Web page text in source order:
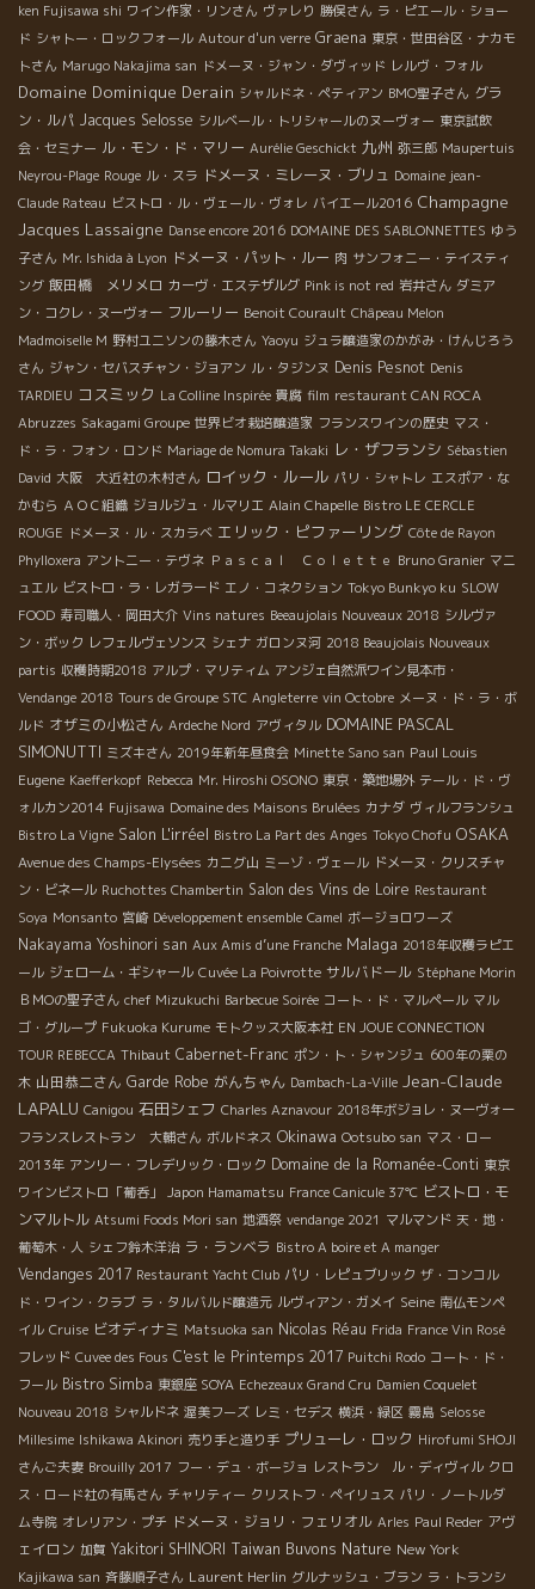
ken Fujisawa shi ワイン作家・リンさん ヴァレり 勝俣さん ラ・ピエール・ショー
ド シャトー・ロックフォール Autour d'un verre Graena 東京・世田谷区・ナカモ
トさん Marugo Nakajima san ドメーヌ・ジャン・ダヴィッド レルヴ・フォル
Domaine Dominique Derain シャルドネ・ペティアン BMO聖子さん グラ
ン・ルパ Jacques Selosse シルベール・トリシャールのヌーヴォー 東京試飲
会・セミナー ル・モン・ド・マリー Aurélie Geschickt 九州 弥三郎 Maupertuis
Neyrou-Plage Rouge ル・スラ ドメーヌ・ミレーヌ・ブリュ Domaine jean-
Claude Rateau ビストロ・ル・ヴェール・ヴォレ バイエール2016 Champagne
Jacques Lassaigne Danse encore 2016 DOMAINE DES SABLONNETTES ゆう
子さん Mr. Ishida à Lyon ドメーヌ・パット・ルー 肉 サンフォニー・テイスティ
ング 飯田橋 メリメロ カーヴ・エステザルグ Pink is not red 岩井さん ダミア
ン・コクレ・ヌーヴォー フルーリー Benoit Courault Châpeau Melon
Madmoiselle M 野村ユニソンの藤木さん Yaoyu ジュラ醸造家のかがみ・けんじろう
さん ジャン・セバスチャン・ジョアン ル・タジンヌ Denis Pesnot Denis
TARDIEU コスミック La Colline Inspirée 貴腐 film restaurant CAN ROCA
Abruzzes Sakagami Groupe 世界ビオ栽培醸造家 フランスワインの歴史 マス・
ド・ラ・フォン・ロンド Mariage de Nomura Takaki レ・ザフランシ Sébastien
David 大阪 大近社の木村さん ロイック・ルール パリ・シャトレ エスポア・な
かむら ＡＯＣ組織 ジョルジュ・ルマリエ Alain Chapelle Bistro LE CERCLE
ROUGE ドメーヌ・ル・スカラベ エリック・ピファーリング Côte de Rayon
Phylloxera アントニー・テヴネ Ｐａｓｃａｌ Ｃｏｌｅｔｔｅ Bruno Granier マニ
ュエル ビストロ・ラ・レガラード エノ・コネクション Tokyo Bunkyo ku SLOW
FOOD 寿司職人・岡田大介 Vins natures Beeaujolais Nouveaux 2018 シルヴァ
ン・ボック レフェルヴェソンス シェナ ガロンヌ河 2018 Beaujolais Nouveaux
partis 収穫時期2018 アルプ・マリティム アンジェ自然派ワイン見本市・
Vendange 2018 Tours de Groupe STC Angleterre vin Octobre メーヌ・ド・ラ・ボ
ルド オザミの小松さん Ardeche Nord アヴィタル DOMAINE PASCAL
SIMONUTTI ミズキさん 2019年新年昼食会 Minette Sano san Paul Louis
Eugene Kaefferkopf Rebecca Mr. Hiroshi OSONO 東京・築地場外 テール・ド・ヴ
ォルカン2014 Fujisawa Domaine des Maisons Brulées カナダ ヴィルフランシュ
Bistro La Vigne Salon L'irréel Bistro La Part des Anges Tokyo Chofu OSAKA
Avenue des Champs-Elysées カニグ山 ミーゾ・ヴェール ドメーヌ・クリスチャ
ン・ビネール Ruchottes Chambertin Salon des Vins de Loire Restaurant
Soya Monsanto 宮崎 Développement ensemble Camel ボージョロワーズ
Nakayama Yoshinori san Aux Amis d’une Franche Malaga 2018年収穫ラピエ
ール ジェローム・ギシャール Cuvée La Poivrotte サルバドール Stéphane Morin
ＢＭОの聖子さん chef Mizukuchi Barbecue Soirée コート・ド・マルペール マル
ゴ・グループ Fukuoka Kurume モトクッス大阪本社 EN JOUE CONNECTION
TOUR REBECCA Thibaut Cabernet-Franc ポン・ト・シャンジュ 600年の栗の
木 山田恭二さん Garde Robe がんちゃん Dambach-La-Ville Jean-Claude
LAPALU Canigou 石田シェフ Charles Aznavour 2018年ボジョレ・ヌーヴォー
フランスレストラン 大輔さん ボルドネス Okinawa Ootsubo san マス・ロー
2013年 アンリー・フレデリック・ロック Domaine de la Romanée-Conti 東京
ワインビストロ「葡呑」
Japon Hamamatsu France Canicule 37℃ ビストロ・モ
ンマルトル Atsumi Foods Mori san 地酒祭 vendange 2021 マルマンド 天・地・
葡萄木・人 シェフ鈴木洋治 ラ・ランベラ Bistro A boire et A manger
Vendanges 2017 Restaurant Yacht Club パリ・レピュブリック ザ・コンコル
ド・ワイン・クラブ ラ・タルバルド醸造元 ルヴィアン・ガメイ Seine 南仏モンペ
イル Cruise ビオディナミ Matsuoka san Nicolas Réau Frida France Vin Rosé
フレッド Cuvee des Fous C'est le Printemps 2017 Puitchi Rodo コート・ド・
フール Bistro Simba 東銀座 SOYA Echezeaux Grand Cru Damien Coquelet
Nouveau 2018 シャルドネ 渥美フーズ レミ・セデス 横浜・緑区 霧島 Selosse
Millesime Ishikawa Akinori 売り手と造り手 プリューレ・ロック Hirofumi SHOJI
さんご夫妻 Brouilly 2017 フー・デュ・ボージョ レストラン ル・ディヴィル クロ
ス・ロード社の有馬さん チャリティー クリストフ・ペイリュス パリ・ノートルダ
ム寺院 オレリアン・プチ ドメーヌ・ジョリ・フェリオル Arles Paul Reder アヴ
ェイロン 加賀 Yakitori SHINORI Taiwan Buvons Nature New York
Kajikawa san 斉藤順子さん Laurent Herlin グルナッシュ・ブラン ラ・トランシ